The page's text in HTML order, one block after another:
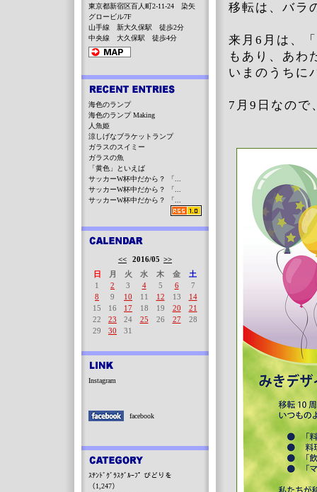
移転は、バラ
来月6月は、
もあり、あわ
いまのうちに
7月9日なので
東京都新宿区百人町2-11-24 染矢
グロービル7F
山手線 新大久保駅 徒歩2分
中央線 大久保駅 徒歩4分
海色のランプ
海色のランプ Making
人魚姫
涼しげなブラケットランプ
ガラスのスイミー
ガラスの魚
「黄色」といえば
サッカーW杯中だから？ 「...
サッカーW杯中だから？ 「...
サッカーW杯中だから？ 「...
<< 2016/05 >>
日
月 火 水 木 金
土
1
2 3 4 5 6
7
8
9 10 11 12 13
14
15
16 17 18 19 20
21
22
23 24 25 26 27
28
29
30 31
Instagram
facebook
ｽﾃﾝﾄﾞｸﾞﾗｽｸﾞﾙｰﾌﾟ びどりを
（1,247）